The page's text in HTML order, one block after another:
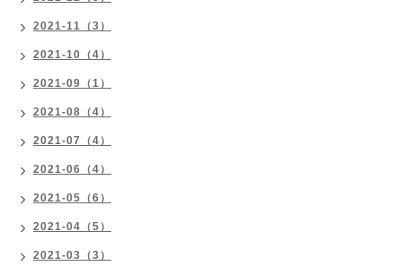
2021-11（3）
2021-10（4）
2021-09（1）
2021-08（4）
2021-07（4）
2021-06（4）
2021-05（6）
2021-04（5）
2021-03（3）